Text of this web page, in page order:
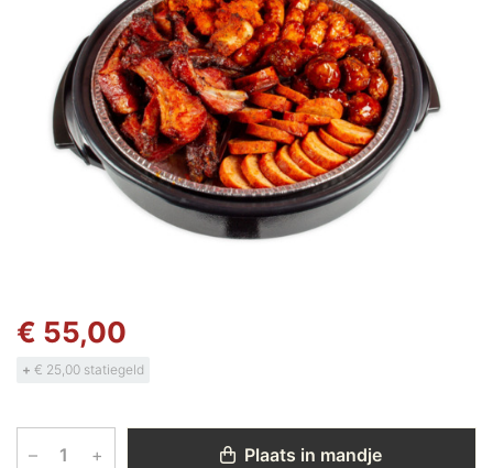
€ 55,00
+ € 25,00 statiegeld
– + Plaats in mandje